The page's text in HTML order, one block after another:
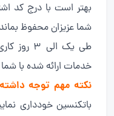
شما عزیزان محفوظ
طی یک
خدمات ارائه شده با
نکته مهم توجه
باتکنسین خودداری